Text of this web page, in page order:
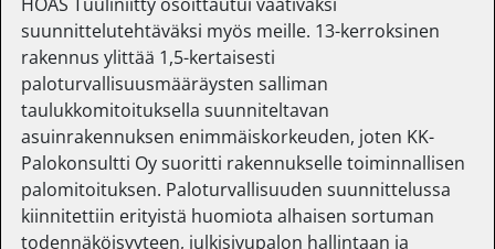
HOAS Tuuliniitty osoittautui vaativaksi
suunnittelutehtäväksi myös meille. 13-kerroksinen
rakennus ylittää 1,5-kertaisesti
paloturvallisuusmääräysten salliman
taulukkomitoituksella suunniteltavan
asuinrakennuksen enimmäiskorkeuden, joten KK-
Palokonsultti Oy suoritti rakennukselle toiminnallisen
palomitoituksen. Paloturvallisuuden suunnittelussa
kiinnitettiin erityistä huomiota alhaisen sortuman
todennäköisyyteen, julkisivupalon hallintaan ja